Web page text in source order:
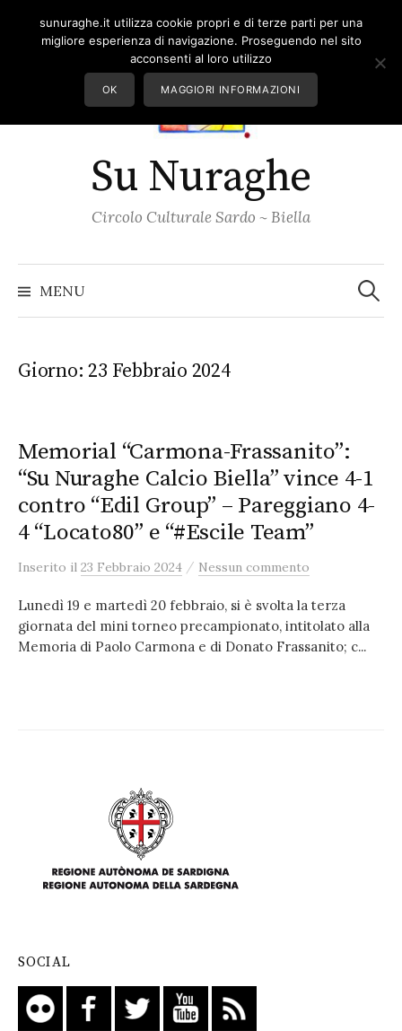
Su Nuraghe
Circolo Culturale Sardo ~ Biella
MENU per:
Giorno:23 Febbraio 2024
Memorial “Carmona-Frassanito”:
“Su Nuraghe Calcio Biella” vince 4-1
contro “Edil Group” – Pareggiano 4-
4 “Locato80” e “#Escile Team”
Inserito il 23 Febbraio 2024 / Nessun commento
Lunedì 19 e martedì 20 febbraio, si è svolta la terza
giornata del mini torneo precampionato, intitolato alla
Memoria di Paolo Carmona e di Donato Frassanito; c...
SOCIAL
sunuraghe.it utilizza cookie propri e di terze parti per una
migliore esperienza di navigazione. Proseguendo nel sito
acconsenti al loro utilizzo
OK MAGGIORI INFORMAZIONI